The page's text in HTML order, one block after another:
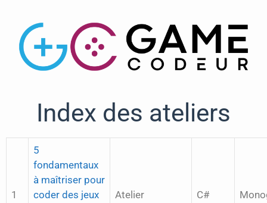
Index des ateliers
1
5
fondamentaux
à maîtriser pour
coder des jeux
Atelier C#